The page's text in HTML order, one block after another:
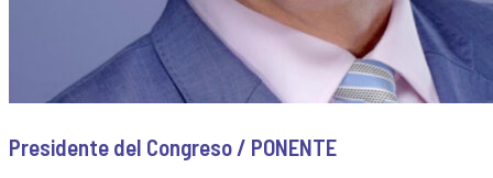
Presidente del Congreso / PONENTE